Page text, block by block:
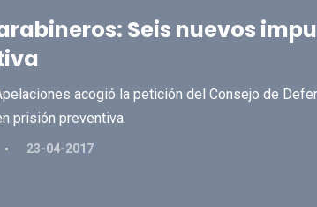
Seis nuevos
acogió la petición del Consejo de
prisión preventiva.
23-04-2017